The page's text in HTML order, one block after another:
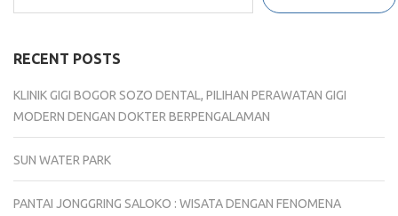
RECENT POSTS
KLINIK GIGI BOGOR SOZO DENTAL, PILIHAN PERAWATAN GIGI
MODERN DENGAN DOKTER BERPENGALAMAN
SUN WATER PARK
PANTAI JONGGRING SALOKO : WISATA DENGAN FENOMENA